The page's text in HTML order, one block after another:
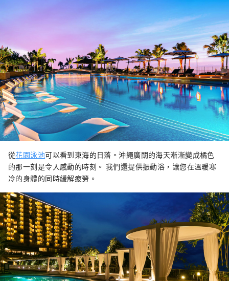
從花園泳池可以看到東海的日落。沖繩廣闊的海天漸漸變成橘色
的那一刻是令人感動的時刻。 我們還提供振動浴，讓您在溫暖寒
冷的身體的同時緩解疲勞。